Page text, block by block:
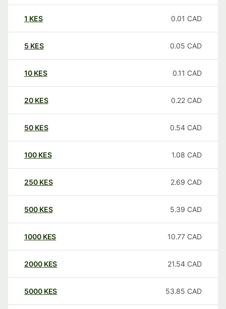
1 KES 0.01 CAD
5 KES 0.05 CAD
10 KES 0.11 CAD
20 KES 0.22 CAD
50 KES 0.54 CAD
100 KES 1.08 CAD
250 KES 2.69 CAD
500 KES 5.39 CAD
1000 KES 10.77 CAD
2000 KES 21.54 CAD
5000 KES 53.85 CAD